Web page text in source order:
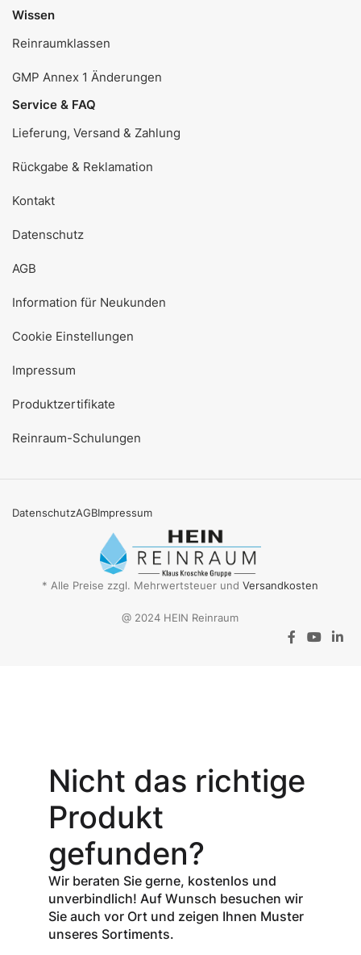
Wissen
Reinraumklassen
GMP Annex 1 Änderungen
Service & FAQ
Lieferung, Versand & Zahlung
Rückgabe & Reklamation
Kontakt
Datenschutz
AGB
Information für Neukunden
Cookie Einstellungen
Impressum
Produktzertifikate
Reinraum-Schulungen
DatenschutzAGBImpressum
* Alle Preise zzgl. Mehrwertsteuer undVersandkosten
@ 2024 HEIN Reinraum
Gutschein-Code
INSPEC30
erhalten Sie
% Rabattauf
den Netto-
Verkaufspreis
aller Produkte
der Marke
InSpec von
Nicht das richtige
Produkt
gefunden?
Wir beraten Sie gerne, kostenlos und
unverbindlich! Auf Wunsch besuchen wir
Sie auch vor Ort und zeigen Ihnen Muster
unseres Sortiments.